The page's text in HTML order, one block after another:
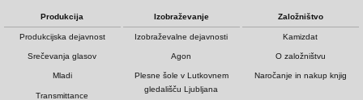
Produkcija
Produkcijska dejavnost
Srečevanja glasov
Mladi
Transmittance
Izobraževanje
Izobraževalne dejavnosti
Agon
Plesne šole v Lutkovnem
gledališču Ljubljana
Založništvo
Kamizdat
O založništvu
Naročanje in nakup knjig